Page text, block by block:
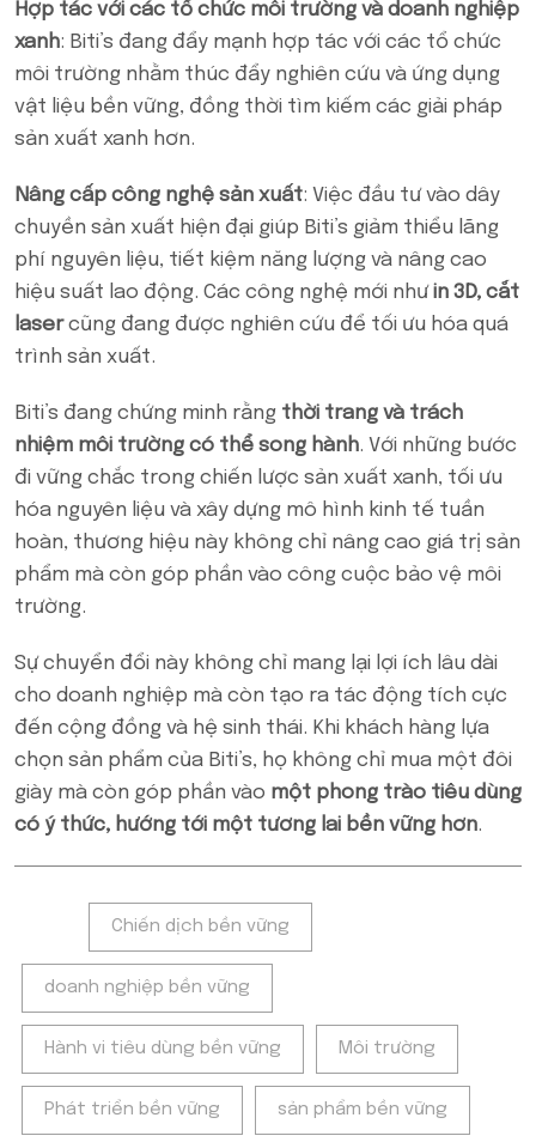
Hợp tác với các tổ chức môi trường và doanh nghiệp
xanh: Biti’s đang đẩy mạnh hợp tác với các tổ chức
môi trường nhằm thúc đẩy nghiên cứu và ứng dụng
vật liệu bền vững, đồng thời tìm kiếm các giải pháp
sản xuất xanh hơn.
Nâng cấp công nghệ sản xuất: Việc đầu tư vào dây
chuyền sản xuất hiện đại giúp Biti’s giảm thiểu lãng
phí nguyên liệu, tiết kiệm năng lượng và nâng cao
hiệu suất lao động. Các công nghệ mới nhưin 3D, cắt
lasercũng đang được nghiên cứu để tối ưu hóa quá
trình sản xuất.
Biti’s đang chứng minh rằng thời trang và trách
nhiệm môi trường có thể song hành. Với những bước
đi vững chắc trong chiến lược sản xuất xanh, tối ưu
hóa nguyên liệu và xây dựng mô hình kinh tế tuần
hoàn, thương hiệu này không chỉ nâng cao giá trị sản
phẩm mà còn góp phần vào công cuộc bảo vệ môi
trường.
Sự chuyển đổi này không chỉ mang lại lợi ích lâu dài
cho doanh nghiệp mà còn tạo ra tác động tích cực
đến cộng đồng và hệ sinh thái. Khi khách hàng lựa
chọn sản phẩm của Biti’s, họ không chỉ mua một đôi
giày mà còn góp phần vào một phong trào tiêu dùng
có ý thức, hướng tới một tương lai bền vững hơn.
Chiến dịch bền vững
doanh nghiệp bền vững
Hành vi tiêu dùng bền vững Môi trường
Phát triển bền vững sản phẩm bền vững